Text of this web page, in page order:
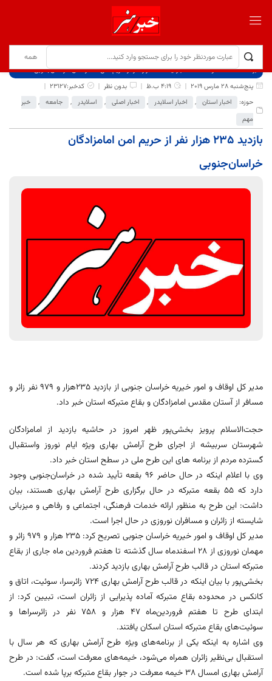
برگ نخست نوشته‌ها
بازدید 235 هزار نفر از حریم امن امامزادگان خراسان‌جنوبی
پنج‌شنبه 28 مارس 2019
4:19 ب.ظ بدون نظر
کدخبر:23127
حوزه:
اخبار استان , اخبار اسلایدر , اخبار اصلی , اسلایدر , جامعه ,
خبر
مهم
بازدید 235 هزار نفر از حریم امن امامزادگان
خراسان‌جنوبی
مدیر کل اوقاف و امور خیریه خراسان جنوبی از بازدید 235هزار و 979 نفر زائر و
مسافر از آستان مقدس امامزادگان و بقاع متبرکه استان خبر داد.
حجت‌الاسلام پرویز بخشی‌پور ظهر امروز در حاشیه بازدید از امامزادگان
شهرستان سربیشه از اجرای طرح آرامش بهاری ویژه ایام نوروز واستقبال
گسترده مردم از برنامه های این طرح ملی در سطح استان خبر داد.
وی با اعلام اینکه در حال حاضر ۹۶ بقعه تأیید شده در خراسان‌جنوبی وجود
دارد که 55 بقعه متبرکه در حال برگزاری طرح آرامش بهاری هستند، بیان
داشت: این طرح به منظور ارائه خدمات فرهنگی، اجتماعی و رفاهی و میزبانی
شایسته از زائران و مسافران نوروزی در حال اجرا است.
مدیر کل اوقاف و امور خیریه خراسان جنوبی تصریح کرد: 235 هزار و 979 زائر و
مهمان نوروزی از 28 اسفندماه سال گذشته تا هفتم فروردین ماه جاری از بقاع
متبرکه استان در قالب طرح آرامش بهاری بازدید کردند.
بخشی‌پور با بیان اینکه در قالب طرح آرامش بهاری 724 زائرسرا، سوئیت، اتاق و
کانکس در محدوده بقاع متبرکه آماده پذیرایی از زائران است، تبیین کرد: از
ابتدای طرح تا هفتم فروردین‌ماه 47 هزار و 758 نفر در زائرسراها و
سوئیت‌های بقاع متبرکه استان اسکان یافتند.
وی اشاره به اینکه یکی از برنامه‌های ویژه طرح آرامش بهاری که هر سال با
استقبال بی‌نظیر زائران همراه می‌شود، خیمه‌های معرفت است، گفت: در طرح
آرامش بهاری امسال 38 خیمه معرفت در جوار بقاع متبرکه برپا شده است.